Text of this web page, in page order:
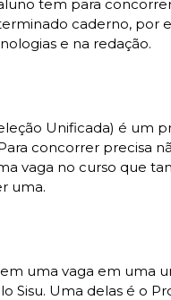
tem para
caderno, por
e na redação.
Unificada) é um
concorrer precisa
vaga no curso que
uma.
uma vaga em uma
Sisu. Uma delas é o